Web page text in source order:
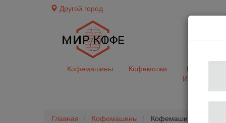
Другой город
Кофемашины Кофемолки
Кофе&Чай
Ингредиенты
Главная Кофемашины Кофемашина Nivona